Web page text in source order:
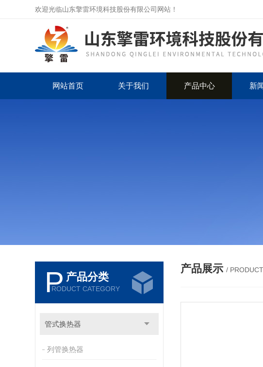
欢迎光临山东擎雷环境科技股份有限公司网站！
网站首页 关于我们 产品中心 新
P 产品分类
RODUCT CATEGORY
管式换热器
列管换热器
产品展示 /